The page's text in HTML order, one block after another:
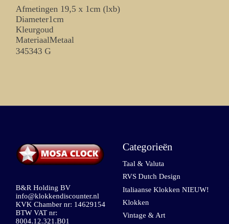
Afmetingen 19,5 x 1cm (lxb)
Diameter1cm
Kleurgoud
MateriaalMetaal
345343 G
B&R Holding BV
info@klokkendiscounter.nl
KVK Chamber nr: 14629154
BTW VAT nr:
8004.12.321.B01
Categorieën
Taal & Valuta
RVS Dutch Design
Italiaanse Klokken NIEUW!
Klokken
Vintage & Art